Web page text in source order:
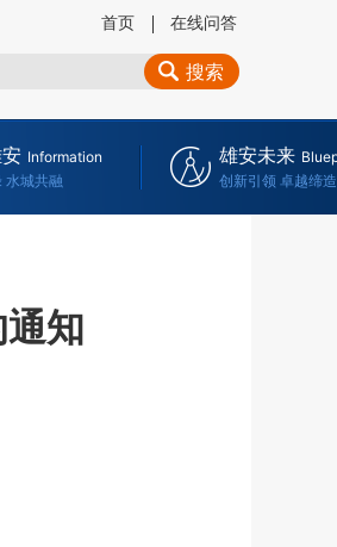
首页 在线问答
搜索
Information
水城共融
雄安未来
创新引领 卓越缔造
知